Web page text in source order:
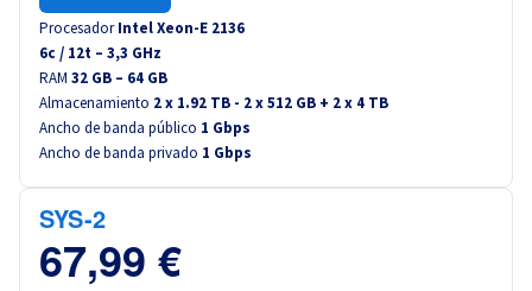
Procesador Intel Xeon-E 2136
6c / 12t – 3,3 GHz
RAM 32 GB – 64 GB
Almacenamiento 2 x 1.92 TB - 2 x 512 GB + 2 x 4 TB
Ancho de banda público 1 Gbps
Ancho de banda privado 1 Gbps
SYS-2
67,99 €